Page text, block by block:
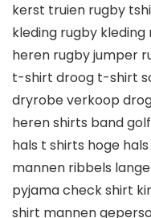
kerst truien rugby
kleding rugby
heren rugby jumper
t-shirt droog t-shirt
dryrobe verkoop
heren shirts band
hals t shirts hoge
mannen ribbels
pyjama check shirt
shirt mannen